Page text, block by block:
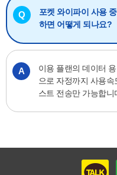
Q
포켓 와이파이 사용
하면 어떻게 되나요?
A
이용 플랜의 데이터
으로 자정까지 사용
스트 전송만 가능합니